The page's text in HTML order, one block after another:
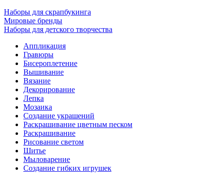
Наборы для скрапбукинга
Мировые бренды
Наборы для детского творчества
Аппликация
Гравюры
Бисероплетение
Вышивание
Вязание
Декорирование
Лепка
Мозаика
Создание украшений
Раскрашивание цветным песком
Раскрашивание
Рисование светом
Шитье
Мыловарение
Создание гибких игрушек